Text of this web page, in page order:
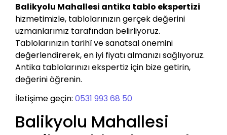
Balikyolu Mahallesi antika tablo ekspertizi
hizmetimizle, tablolarınızın gerçek değerini
uzmanlarımız tarafından belirliyoruz.
Tablolarınızın tarihî ve sanatsal önemini
değerlendirerek, en iyi fiyatı almanızı sağlıyoruz.
Antika tablolarınızı ekspertiz için bize getirin,
değerini öğrenin.
İletişime geçin: 0531 993 68 50
Balikyolu Mahallesi